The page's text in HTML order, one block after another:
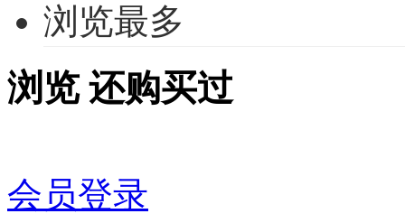
浏览最多
浏览 还购买过
会员登录